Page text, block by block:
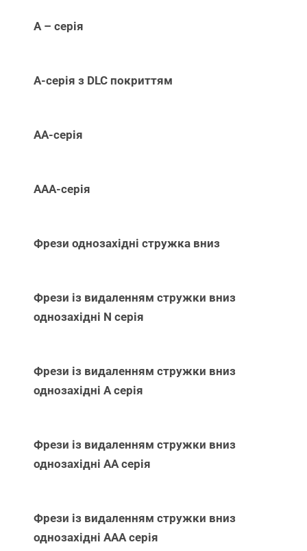
А – серія
А-серія з DLC покриттям
АА-серія
ААА-серія
Фрези однозахідні стружка вниз
Фрези із видаленням стружки вниз
однозахідні N серія
Фрези із видаленням стружки вниз
однозахідні А серія
Фрези із видаленням стружки вниз
однозахідні АА серія
Фрези із видаленням стружки вниз
однозахідні ААА серія